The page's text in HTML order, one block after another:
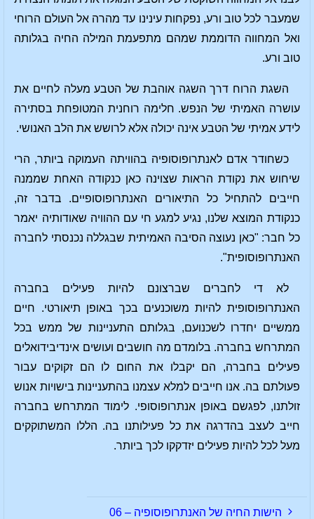
שמעבר לכל טוב ורע, נפקחות עינינו עד מהרה אל העולם הרוחי
ואל המחווה הדוממת שמהם מתפעמת המילה החיה בגלותה
טוב ורע.
השגת הרוח דרך השגה אוהבת של הטבע מעלה לחיים את
עושרה האמיתי של הנפש. חלימה רוחנית המטופחת בסתירה
לידע אמיתי של הטבע אינה יכולה אלא לרושש את הלב האנושי.
כשחודר אדם לאנתרופוסופיה בהוויתה העמוקה ביותר, הרי
שיחוש את נקודת הראות שצוינה כאן כנקודה האחת שממנה
חייבים להתחיל כל התיאורים האנתרופוסופיים. בדבר זה,
כנקודת המוצא שלנו, נגיע למגע חי עם ההוויה שאודותיה יאמר
כל חבר: "כאן נעוצה הסיבה האמיתית שבגללה נכנסתי לחברה
האנתרופוסופית".
לא די לחברים שברצונם להיות פעילים בחברה
האנתרופוסופית להיות משוכנעים בכך באופן תיאורטי. חיים
ממשיים יחדרו לשכנועם, בגלותם התעניינות של ממש בכל
המתרחש בחברה. בלומדם מה חושבים ועושים אינדיבידואלים
פעילים בחברה, הם יקבלו את החום לו הם זקוקים עבור
פעולתם בה. אנו חייבים למלא עצמנו בהתעניינות בישויות אנוש
זולתנו, לפגשם באופן אנתרופוסופי. לימוד המתרחש בחברה
חייב לעצב בהדרגה את כל פעילותנו בה. הללו המשתוקקים
מעל לכל להיות פעילים יזדקקו לכך ביותר.
הישות החיה של האנתרופוסופיה – 06